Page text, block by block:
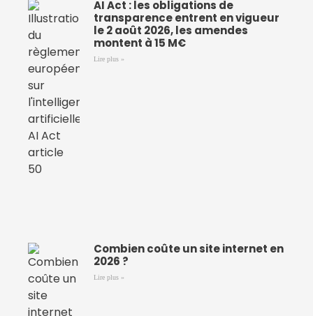
AI Act : les obligations de
transparence entrent en vigueur
le 2 août 2026, les amendes
montent à 15 M€
Lire plus »
Combien coûte un site internet en
2026 ?
Lire plus »